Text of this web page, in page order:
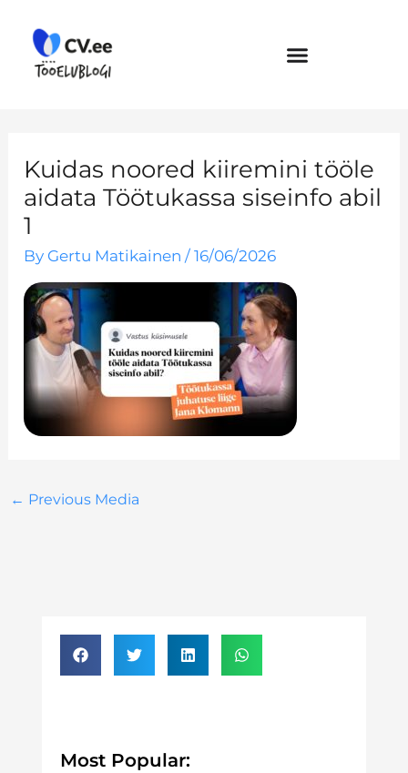
content
Kuidas noored kiiremini tööle
aidata Töötukassa siseinfo abil
1
By Gertu Matikainen/16/06/2026
← Previous Media
Most Popular: